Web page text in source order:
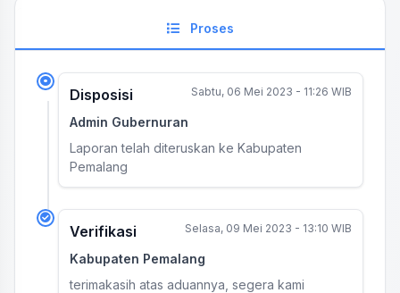
Proses
Disposisi Sabtu, 06 Mei 2023 - 11:26 WIB
Admin Gubernuran
Laporan telah diteruskan ke Kabupaten
Pemalang
Verifikasi Selasa, 09 Mei 2023 - 13:10 WIB
Kabupaten Pemalang
terimakasih atas aduannya, segera kami